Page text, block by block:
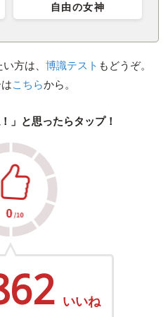
自由の女神
方は、 博識テスト もどうぞ。
こちらから。
」と思ったらタップ！
いいね